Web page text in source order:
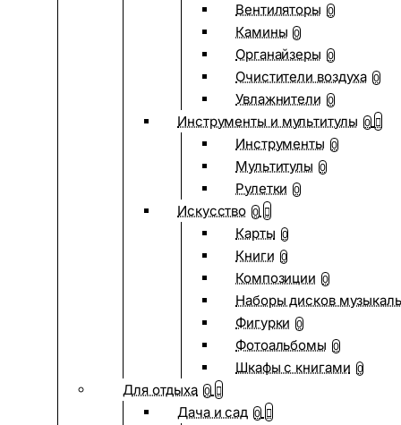
Вентиляторы 0
Камины 0
Органайзеры 0
Очистители воздуха 0
Увлажнители 0
Инструменты и мультитулы 0
Инструменты 0
Мультитулы 0
Рулетки 0
Искусство 0
Карты 0
Книги 0
Композиции 0
Наборы дисков
Фигурки 0
Фотоальбомы 0
Шкафы с книгами 0
Для отдыха 0
Дача и сад 0